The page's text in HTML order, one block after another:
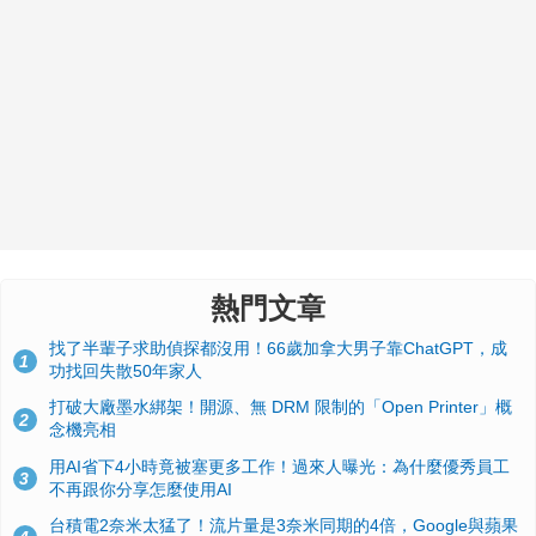
熱門文章
1
找了半輩子求助偵探都沒用！66歲加拿大男子靠ChatGPT，成
功找回失散50年家人
2
打破大廠墨水綁架！開源、無 DRM 限制的「Open Printer」概
念機亮相
3
用AI省下4小時竟被塞更多工作！過來人曝光：為什麼優秀員工
不再跟你分享怎麼使用AI
台積電2奈米太猛了！流片量是3奈米同期的4倍，Google與蘋果